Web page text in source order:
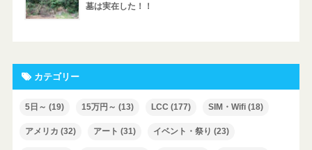
墓は実在した！！
カテゴリー
5日～ (19) 15万円～ (13) LCC (177) SIM・Wifi(18)
アメリカ (32) アート (31) イベント・祭り (23)